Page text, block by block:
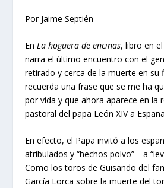
Por Jaime Septién
EnLa hoguera de encinas, libro en
narra el último encuentro con el
retirado y cerca de la muerte en su
recuerda una frase que se me ha
por vida y que ahora aparece en la
pastoral del papa León XIV a España
En efecto, el Papa invitó a los
atribulados y “hechos polvo”—a
Como los toros de Guisando del
García Lorca sobre la muerte del